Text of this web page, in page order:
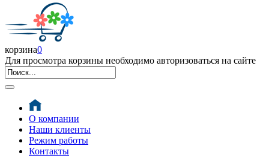
корзина0
Для просмотра корзины необходимо авторизоваться на сайте
О компании
Наши клиенты
Режим работы
Контакты